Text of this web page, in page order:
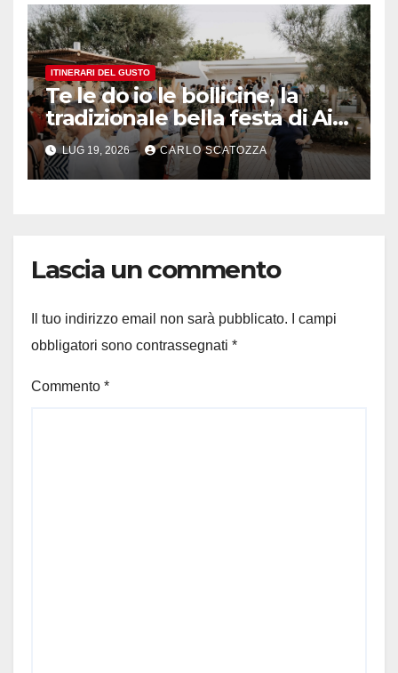
ITINERARI DEL GUSTO
Te le do io le bollicine, la
tradizionale bella festa di Ais
Napoli
LUG 19, 2026 CARLO SCATOZZA
Lascia un commento
Il tuo indirizzo email non sarà pubblicato.
I campi
obbligatori sono contrassegnati *
Commento *